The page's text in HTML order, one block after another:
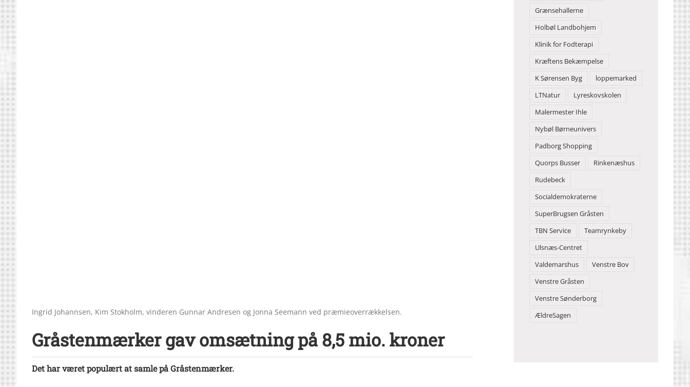
Ingrid Johannsen, Kim Stokholm, vinderen Gunnar Andresen og Jonna Seemann ved præmieoverrækkelsen.
Gråstenmærker gav omsætning på 8,5 mio. kroner
Det har været populært at samle på Gråstenmærker.
Grænsehallerne
Holbøl Landbohjem
Klinik for Fodterapi
Kræftens Bekæmpelse
K Sørensen Byg
loppemarked
LTNatur
Lyreskovskolen
Malermester Ihle
Nybøl Børneunivers
Padborg Shopping
Quorps Busser
Rinkenæshus
Rudebeck
Socialdemokraterne
SuperBrugsen Gråsten
TBN Service
Teamrynkeby
Ulsnæs-Centret
Valdemarshus
Venstre Bov
Venstre Gråsten
Venstre Sønderborg
ÆldreSagen